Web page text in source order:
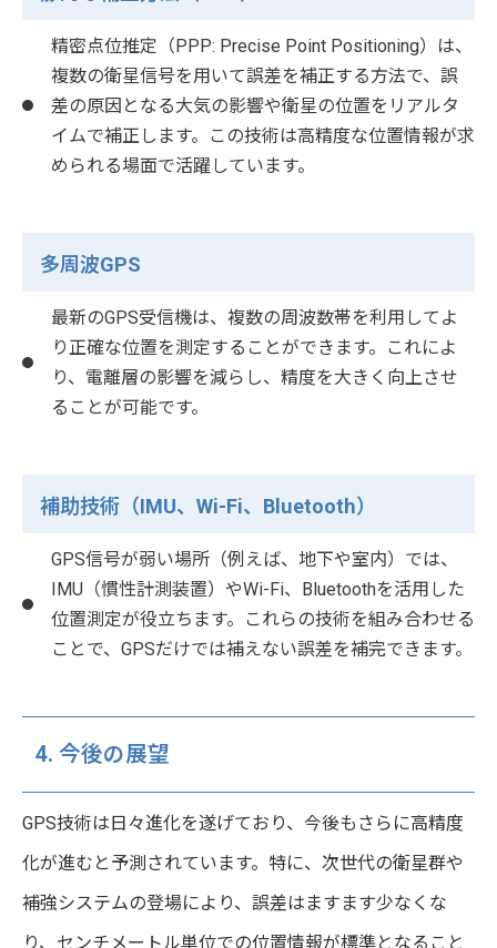
精密点位推定（PPP: Precise Point Positioning）は、
複数の衛星信号を用いて誤差を補正する方法で、誤
差の原因となる大気の影響や衛星の位置をリアルタ
イムで補正します。この技術は高精度な位置情報が求
められる場面で活躍しています。
多周波GPS
最新のGPS受信機は、複数の周波数帯を利用してよ
り正確な位置を測定することができます。これによ
り、電離層の影響を減らし、精度を大きく向上させ
ることが可能です。
補助技術（IMU、Wi-Fi、Bluetooth）
GPS信号が弱い場所（例えば、地下や室内）では、
IMU（慣性計測装置）やWi-Fi、Bluetoothを活用した
位置測定が役立ちます。これらの技術を組み合わせる
ことで、GPSだけでは補えない誤差を補完できます。
4. 今後の展望
GPS技術は日々進化を遂げており、今後もさらに高精度
化が進むと予測されています。特に、次世代の衛星群や
補強システムの登場により、誤差はますます少なくな
り、センチメートル単位での位置情報が標準となること